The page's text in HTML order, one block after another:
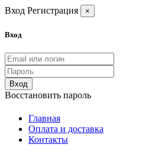
Вход Регистрация ×
Вход
Вход
Восстановить пароль
Главная
Оплата и доставка
Контакты